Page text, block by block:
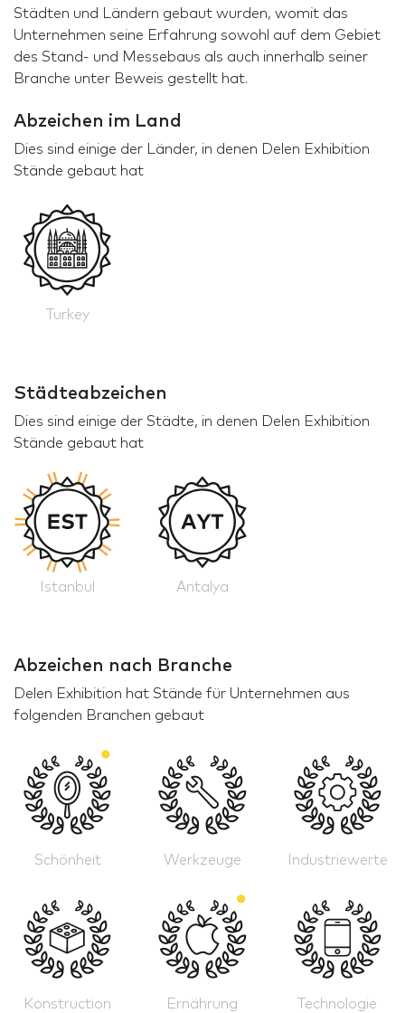
Städten und Ländern gebaut wurden, womit das
Unternehmen seine Erfahrung sowohl auf dem Gebiet
des Stand- und Messebaus als auch innerhalb seiner
Branche unter Beweis gestellt hat.
Abzeichen im Land
Dies sind einige der Länder, in denen Delen Exhibition
Stände gebaut hat
Turkey
Städteabzeichen
Dies sind einige der Städte, in denen Delen Exhibition
Stände gebaut hat
Istanbul Antalya
Abzeichen nach Branche
Delen Exhibition hat Stände für Unternehmen aus
folgenden Branchen gebaut
Schönheit Werkzeuge Industriewerte
Konstruction Ernährung Technologie